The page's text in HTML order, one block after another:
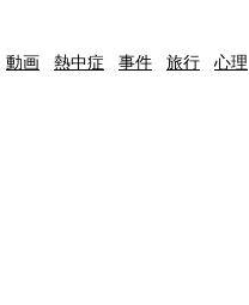
動画 熱中症 事件 旅行 心理